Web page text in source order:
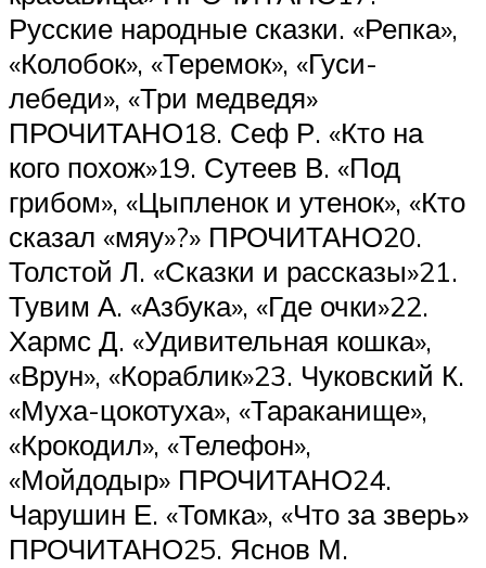
Русские народные сказки. «Репка»,
«Колобок», «Теремок», «Гуси-
лебеди», «Три медведя»
ПРОЧИТАНО18. Сеф Р. «Кто на
кого похож»19. Сутеев В. «Под
грибом», «Цыпленок и утенок», «Кто
сказал «мяу»?» ПРОЧИТАНО20.
Толстой Л. «Сказки и рассказы»21.
Тувим А. «Азбука», «Где очки»22.
Хармс Д. «Удивительная кошка»,
«Врун», «Кораблик»23. Чуковский К.
«Муха-цокотуха», «Тараканище»,
«Крокодил», «Телефон»,
«Мойдодыр» ПРОЧИТАНО24.
Чарушин Е. «Томка», «Что за зверь»
ПРОЧИТАНО25. Яснов М.